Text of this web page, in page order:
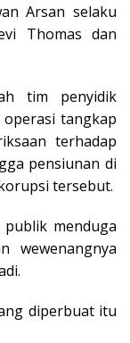
Arsan selaku
Thomas dan
tim penyidik
operasi tangkap
terhadap
pensiunan di
tersebut.
menduga
diperbuat itu